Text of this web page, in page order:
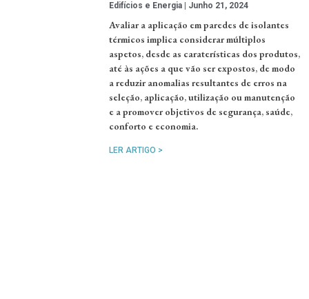
Edifícios e Energia Junho 21, 2024
Avaliar a aplicação em paredes de isolantes
térmicos implica considerar múltiplos
aspetos, desde as caraterísticas dos produtos,
até às ações a que vão ser expostos, de modo
a reduzir anomalias resultantes de erros na
seleção, aplicação, utilização ou manutenção
e a promover objetivos de segurança, saúde,
conforto e economia.
LER ARTIGO >